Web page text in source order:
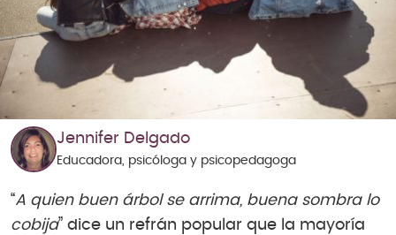
Jennifer Delgado
Educadora, psicóloga y psicopedagoga
“A quien buen árbol se arrima, buena sombra lo
cobija” dice un refrán popular que la mayoría